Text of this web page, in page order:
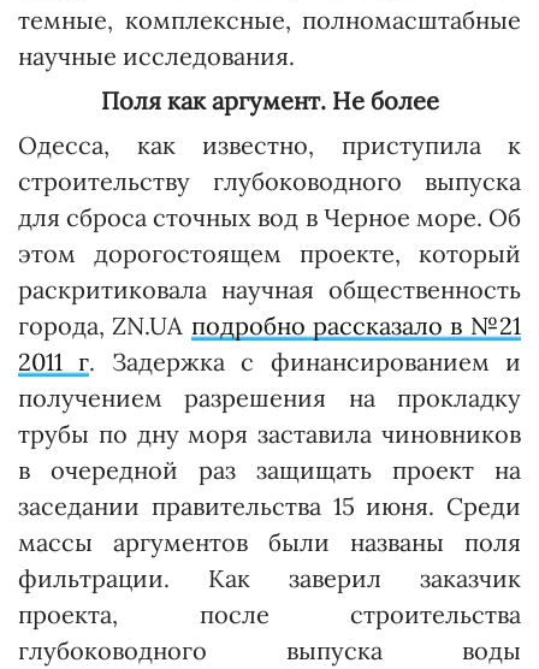
темные, комплексные, полномасштабные
научные исследования.
Поля как аргумент. Не более
Одесса, как известно, приступила к
строительству глубоководного выпуска
для сброса сточ­ных вод в Черное море. Об
этом дорогостоящем проекте, который
раскритиковала научная общественность
города, ZN.UA подробно рассказало в №21
2011 г. Задержка с финансированием и
получением разрешения на прокладку
трубы по дну моря заставила чиновников
в очередной раз защищать проект на
заседании правительства 15 июня. Среди
массы аргументов были названы поля
фильтрации. Как заверил заказчик
проекта, после строительства
глубоководного выпуска воды